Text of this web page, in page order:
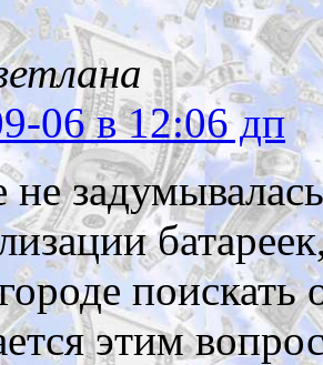
06в 12:06 дп
поискать
этим